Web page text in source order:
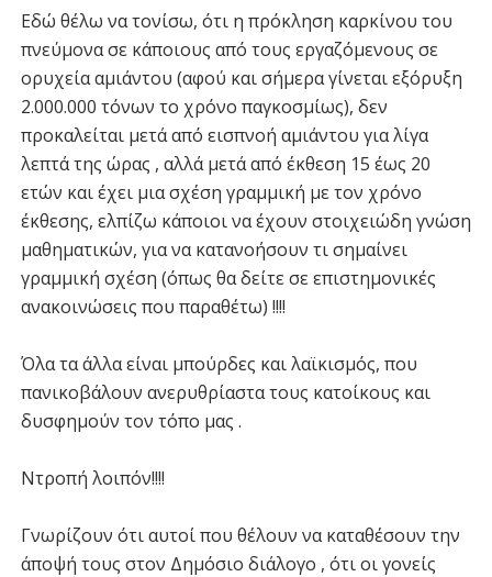
Εδώ θέλω να τονίσω, ότι η πρόκληση καρκίνου του
πνεύμονα σε κάποιους από τους εργαζόμενους σε
ορυχεία αμιάντου (αφού και σήμερα γίνεται εξόρυξη
2.000.000 τόνων το χρόνο παγκοσμίως), δεν
προκαλείται μετά από εισπνοή αμιάντου για λίγα
λεπτά της ώρας , αλλά μετά από έκθεση 15 έως 20
ετών και έχει μια σχέση γραμμική με τον χρόνο
έκθεσης, ελπίζω κάποιοι να έχουν στοιχειώδη γνώση
μαθηματικών, για να κατανοήσουν τι σημαίνει
γραμμική σχέση (όπως θα δείτε σε επιστημονικές
ανακοινώσεις που παραθέτω) !!!!
Όλα τα άλλα είναι μπούρδες και λαϊκισμός, που
πανικοβάλουν ανερυθρίαστα τους κατοίκους και
δυσφημούν τον τόπο μας .
Ντροπή λοιπόν!!!!
Γνωρίζουν ότι αυτοί που θέλουν να καταθέσουν την
άποψή τους στον Δημόσιο διάλογο , ότι οι γονείς